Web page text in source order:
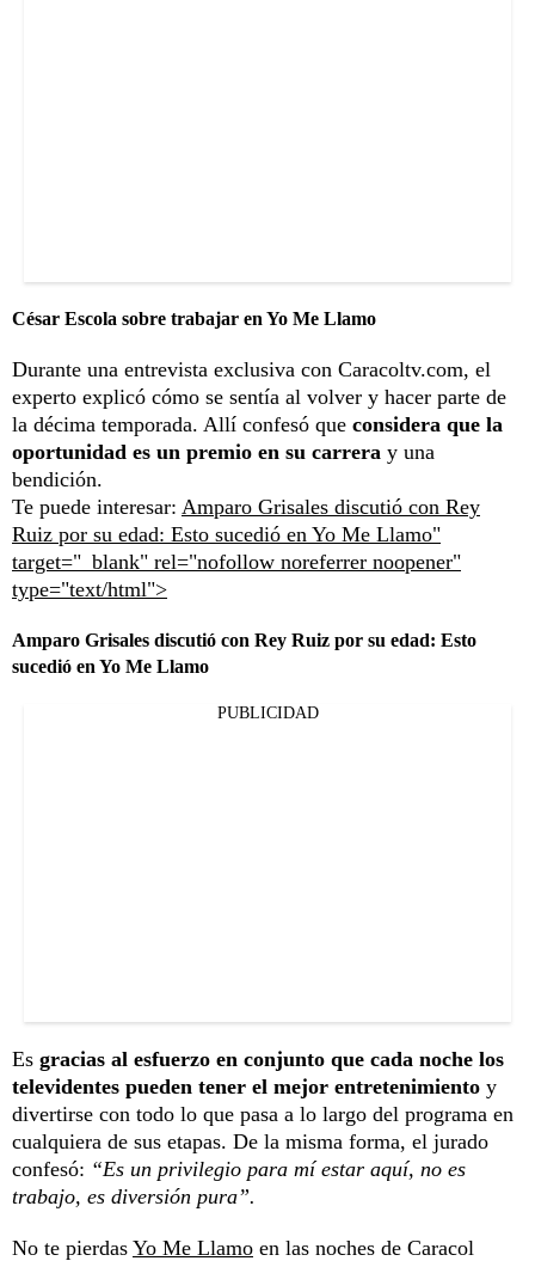
César Escola sobre trabajar en Yo Me Llamo
Durante una entrevista exclusiva con Caracoltv.com, el
experto explicó cómo se sentía al volver y hacer parte de
la décima temporada. Allí confesó que considera que la
oportunidad es un premio en su carrera y una
bendición.
Te puede interesar: Amparo Grisales discutió con Rey
Ruiz por su edad: Esto sucedió en Yo Me Llamo"
target="_blank" rel="nofollow noreferrer noopener"
type="text/html">
Amparo Grisales discutió con Rey Ruiz por su edad: Esto
sucedió en Yo Me Llamo
PUBLICIDAD
Es gracias al esfuerzo en conjunto que cada noche los
televidentes pueden tener el mejor entretenimiento y
divertirse con todo lo que pasa a lo largo del programa en
cualquiera de sus etapas. De la misma forma, el jurado
confesó: “Es un privilegio para mí estar aquí, no es
trabajo, es diversión pura”.
No te pierdas Yo Me Llamo en las noches de Caracol